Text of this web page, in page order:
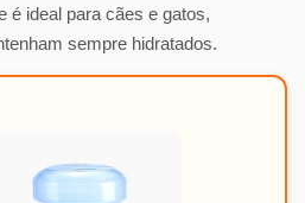
é ideal para cães e gatos,
sempre hidratados.